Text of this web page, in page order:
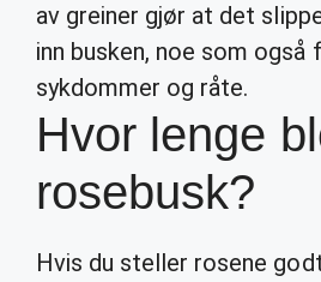
av greiner gjør at det
inn busken, noe som også
sykdommer og råte.
Hvor lenge
rosebusk?
Hvis du steller rosene